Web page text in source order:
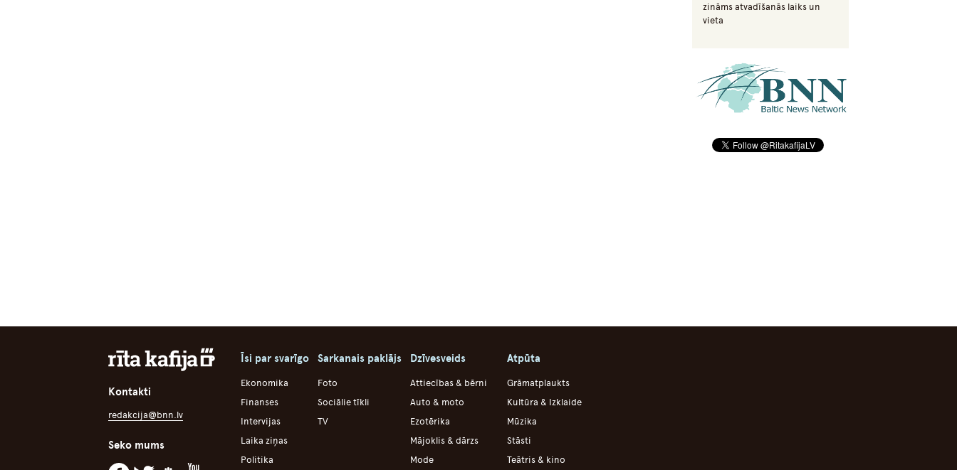
zināms atvadīšanās laiks un
vieta
Kontakti
redakcija@bnn.lv
Seko mums
Īsi par svarīgo
Ekonomika
Finanses
Intervijas
Laika ziņas
Politika
Sarkanais paklājs
Foto
Sociālie tīkli
TV
Dzīvesveids
Attiecības & bērni
Auto & moto
Ezotērika
Mājoklis & dārzs
Mode
Atpūta
Grāmatplaukts
Kultūra & Izklaide
Mūzika
Stāsti
Teātris & kino